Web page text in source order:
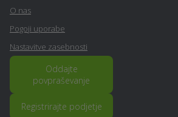
Najem foto stojnice -
Talne obloge - Sveti-
tomaz
Sprehajanje psov - Sveti-
tomaz
O nas
Pogoji uporabe
Nastavitve zasebnosti
Oddajte
povpraševanje
Registrirajte podjetje